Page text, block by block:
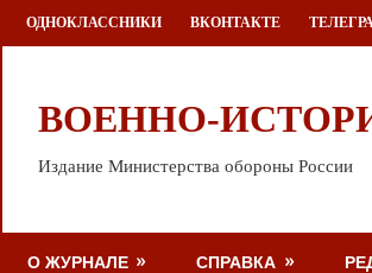
Перейти
к
ОДНОКЛАССНИКИ ВКОНТАКТЕ
ВОЕННО-
Издание Министерства обороны России
О ЖУРНАЛЕ СПРАВКА